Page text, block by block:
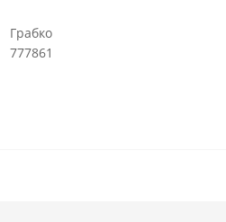
Грабко
777861